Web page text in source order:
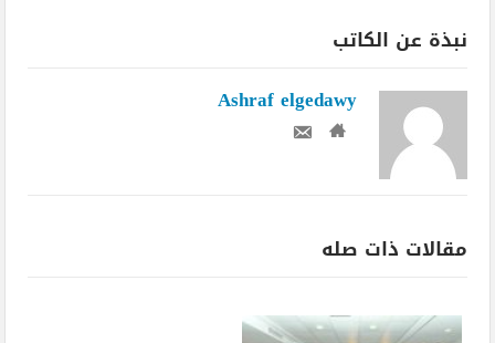
نبذة عن الكاتب
Ashraf elgedawy
مقالات ذات صله